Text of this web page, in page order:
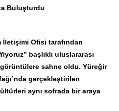
Buluşturdu
Ofisi tarafından
başlıklı uluslararası
sahne oldu. Yüreğir
gerçekleştirilen
aynı sofrada bir araya